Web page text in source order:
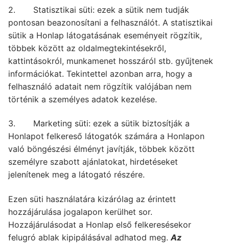
2. Statisztikai süti: ezek a sütik nem tudják
pontosan beazonosítani a felhasználót. A statisztikai
sütik a Honlap látogatásának eseményeit rögzítik,
többek között az oldalmegtekintésekről,
kattintásokról, munkamenet hosszáról stb. gyűjtenek
információkat. Tekintettel azonban arra, hogy a
felhasználó adatait nem rögzítik valójában nem
történik a személyes adatok kezelése.
3. Marketing süti: ezek a sütik biztosítják a
Honlapot felkereső látogatók számára a Honlapon
való böngészési élményt javítják, többek között
személyre szabott ajánlatokat, hirdetéseket
jelenítenek meg a látogató részére.
Ezen süti használatára kizárólag az érintett
hozzájárulása jogalapon kerülhet sor.
Hozzájárulásodat a Honlap első felkeresésekor
felugró ablak kipipálásával adhatod meg. Az